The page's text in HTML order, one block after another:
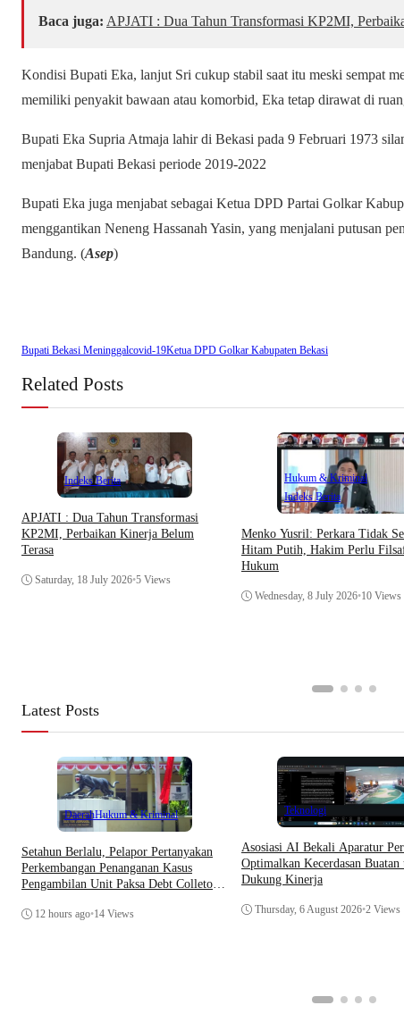
Baca juga: APJATI : Dua Tahun Transformasi KP2MI,
Kondisi Bupati Eka, lanjut Sri cukup stabil saat itu meski sempat
memiliki penyakit bawaan atau komorbid, Eka tetap dirawat di
Bupati Eka Supria Atmaja lahir di Bekasi pada 9 Februari 1973
menjabat Bupati Bekasi periode 2019-2022
Bupati Eka juga menjabat sebagai Ketua DPD Partai Golkar
menggantikan Neneng Hassanah Yasin, yang menjalani putusan
Bandung. (Asep)
Bupati Bekasi Meninggalcovid-19Ketua DPD Golkar Kabupaten Bekasi
Related Posts
Indeks Berita
APJATI : Dua Tahun Transformasi
KP2MI, Perbaikan Kinerja Belum
Terasa
Saturday, 18 July 2026•5 Views
Hukum & Kriminal
Indeks Berita
Menko Yusril: Perkara Tidak
Hitam Putih, Hakim Perlu
Hukum
Wednesday, 8 July 2026•10 Views
Latest Posts
DaerahHukum & Kriminal
Setahun Berlalu, Pelapor Pertanyakan
Perkembangan Penanganan Kasus
Pengambilan Unit Paksa Debt Colletor
12 hours ago•14 Views
Teknologi
Asosiasi AI Bekali Aparatur
Optimalkan Kecerdasan Buatan
Dukung Kinerja
Thursday, 6 August 2026•2 Views